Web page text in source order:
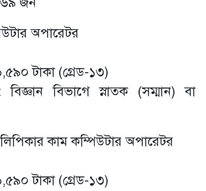
অপারেটর
টাকা (গ্রেড-১৩)
বিজ্ঞান বিভাগে স্নাতক (সম্মান) বা
কাম কম্পিউটার অপারেটর
টাকা (গ্রেড-১৩)